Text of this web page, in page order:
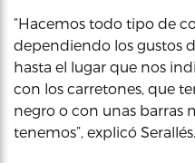
“Hacemos todo tipo de
dependiendo los gustos
hasta el lugar que nos
con los carretones, que
negro o con unas barras
tenemos”, explicó Serallés.